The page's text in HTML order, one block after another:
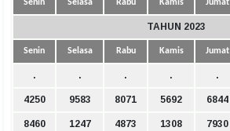
Senin Selasa Rabu Kamis Jumat
TAHUN 2023
Senin Selasa Rabu Kamis Jumat
. . . . .
4250 9583 8071 5692 6844
8460 1247 4873 1308 7930